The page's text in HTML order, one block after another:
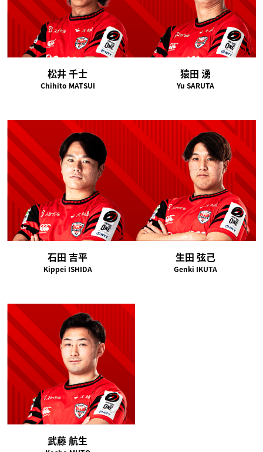
松井 千士
Chihito MATSUI
猿田 湧
Yu SARUTA
石田 吉平
Kippei ISHIDA
生田 弦己
Genki IKUTA
武藤 航生